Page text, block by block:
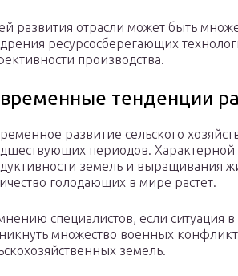
развития отрасли может быть
ресурсосберегающих
производства.
тенденции
развитие сельского
периодов. Характерной
земель и выращивания
голодающих в мире растет.
специалистов, если ситуация
множество военных
земель.